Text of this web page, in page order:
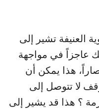
العنيفة تشير إلى
عاجزاً في مواجهة
هذا يمكن أن
لا تتوصل إلى
؟ هذا قد يشير إلى